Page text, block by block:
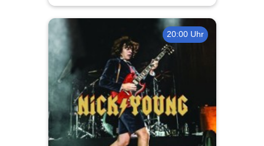
Donovan
20:00 Uhr